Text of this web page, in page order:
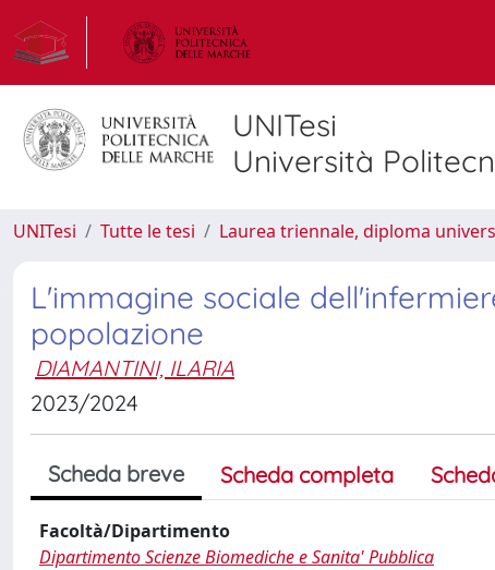
UNITesi
Università
UNITesi Tutte le tesi Laurea triennale, diploma
L'immagine sociale
popolazione
DIAMANTINI, ILARIA
2023/2024
Scheda breve Scheda completa
Facoltà/Dipartimento
Dipartimento Scienze Biomediche e Sanita' Pubblica